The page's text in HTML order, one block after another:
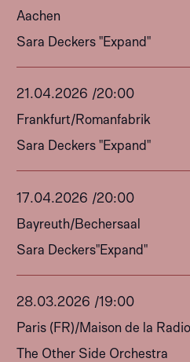
Aachen
Sara Deckers "Expand"
21.04.2026 /20:00
Frankfurt/Romanfabrik
Sara Deckers "Expand"
17 04 2026 /20:00
Bayreuth/Bechersaal
Sara Deckers"Expand"
28.03.2026 /19:00
Paris (FR)/Maison de la
The Other Side Orchestra